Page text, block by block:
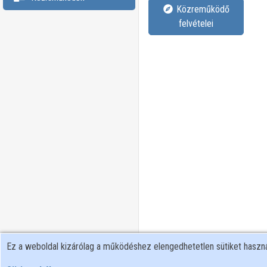
felvételei
Ez a weboldal kizárólag a működéshez elengedhetetlen sütiket